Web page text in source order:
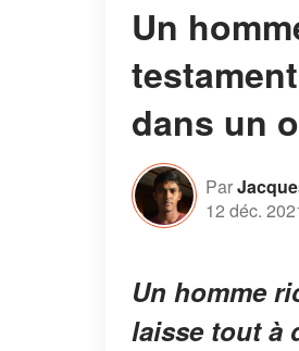
Un
dans un
Par
12 déc.
Un homme
laisse tout à